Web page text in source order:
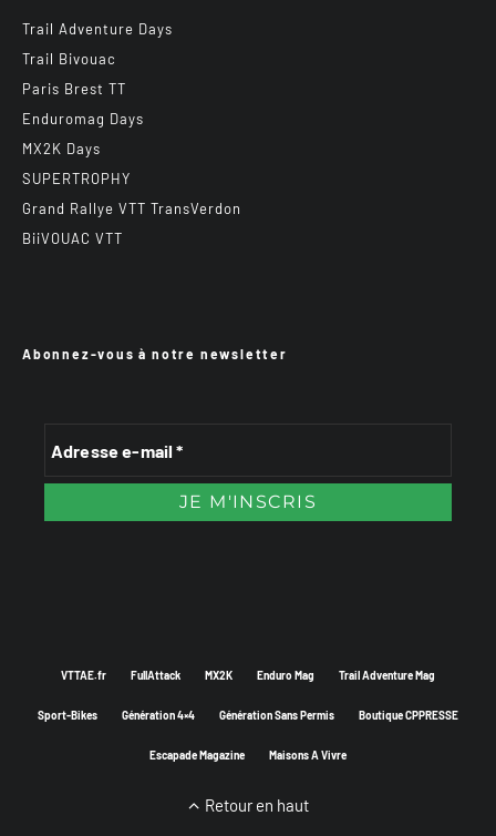
Trail Adventure Days
Trail Bivouac
Paris Brest TT
Enduromag Days
MX2K Days
SUPERTROPHY
Grand Rallye VTT TransVerdon
BiiVOUAC VTT
Abonnez-vous à notre newsletter
VTTAE.fr FullAttack MX2K Enduro Mag Trail Adventure Mag
Sport-Bikes Génération 4×4 Génération Sans Permis Boutique CPPRESSE
Escapade Magazine Maisons A Vivre
Retour en haut